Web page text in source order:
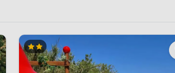
in plaats van een parasol. Ook
zitten bij zon of regen.